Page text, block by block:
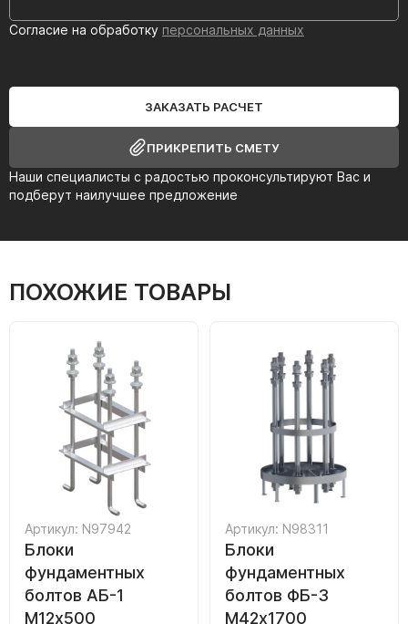
Наши специалисты с радостью проконсультируют Вас и
подберут наилучшее предложение
Согласие на обработку персональных данных
ЗАКАЗАТЬ РАСЧЕТ
ПРИКРЕПИТЬ СМЕТУ
ПОХОЖИЕ ТОВАРЫ
Артикул: N97942
Блоки
фундаментных
болтов АБ-1
М12х500
Артикул: N98311
Блоки
фундаментных
болтов ФБ-3
М42х1700